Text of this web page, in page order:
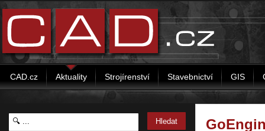
CAD.cz Aktuality Strojírenství Stavebnictví GIS